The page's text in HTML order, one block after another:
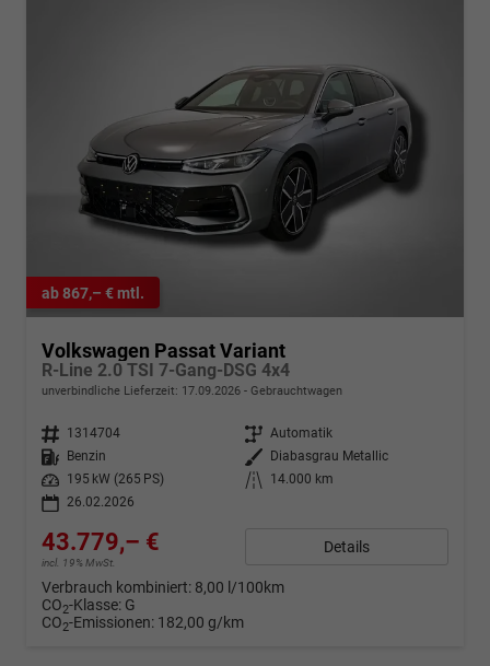
ab 867,– € mtl.
Volkswagen Passat Variant
R-Line 2.0 TSI 7-Gang-DSG 4x4
unverbindliche Lieferzeit: 17.09.2026 Gebrauchtwagen
Fahrzeugnr. 1314704 Getriebe Automatik
Kraftstoff
Benzin Außenfarbe
Diabasgrau Metallic
Leistung
195 kW (265 PS) Kilometerstand
14.000 km
26.02.2026
43.779,– €
incl. 19% MwSt.
Details
Verbrauch kombiniert: 8,00 l/100km
CO2-Klasse: G
CO2-Emissionen: 182,00 g/km